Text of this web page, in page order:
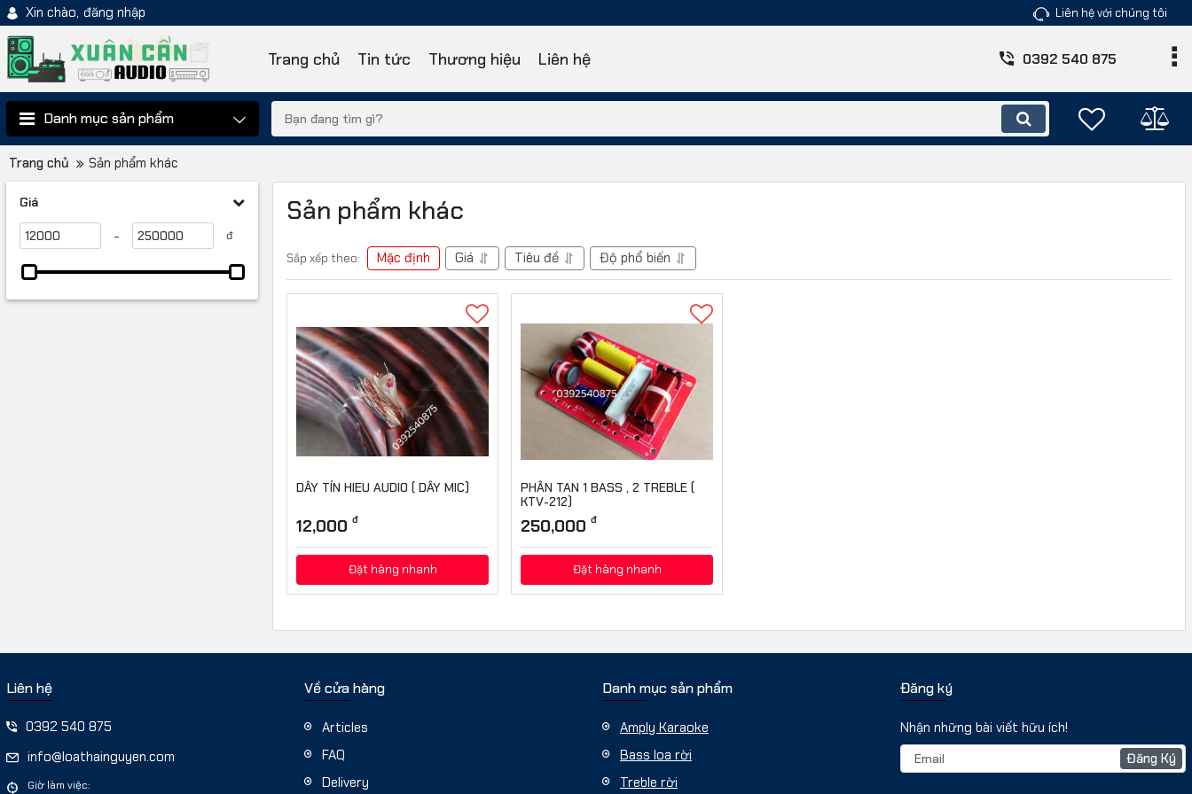
Xin chào, đăng nhập Liên hệ với chúng tôi
Trang chủ Tin tức Thương hiệu Liên hệ 0392 540 875
Danh mục sản phẩm
Trang chủ Sản phẩm khác
Giá
- đ
Sản phẩm khác
Sắp xếp theo: Mặc định Giá Tiêu đề Độ phổ biến
DÂY TÍN HIEU AUDIO ( DÂY MIC)
12,000 đ
Đặt hàng nhanh
PHÂN TAN 1 BASS , 2 TREBLE (
KTV-212)
Mã sản phẩm: KTV-212
250,000 đ
Đặt hàng nhanh
Liên hệ
0392 540 875
info@loathainguyen.com
Giờ làm việc:
Về cửa hàng
Articles
FAQ
Delivery
Danh mục sản phẩm
Amply Karaoke
Bass loa rời
Treble rời
Đăng ký
Nhận những bài viết hữu ích!
Đăng Ký